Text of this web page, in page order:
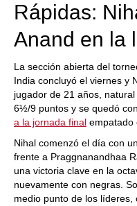
Rápidas:
Anand en la
La sección abierta del
India concluyó el viernes y
jugador de 21 años,
6½/9 puntos y se quedó
a la jornada final empatado
Nihal comenzó el día con
frente a Praggnanandhaa
una victoria clave en la
nuevamente con negras.
medio punto de los